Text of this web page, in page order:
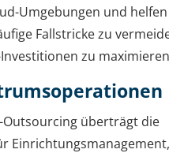
Umgebungen und helfen
Fallstricke zu
zu
Outsourcing überträgt die